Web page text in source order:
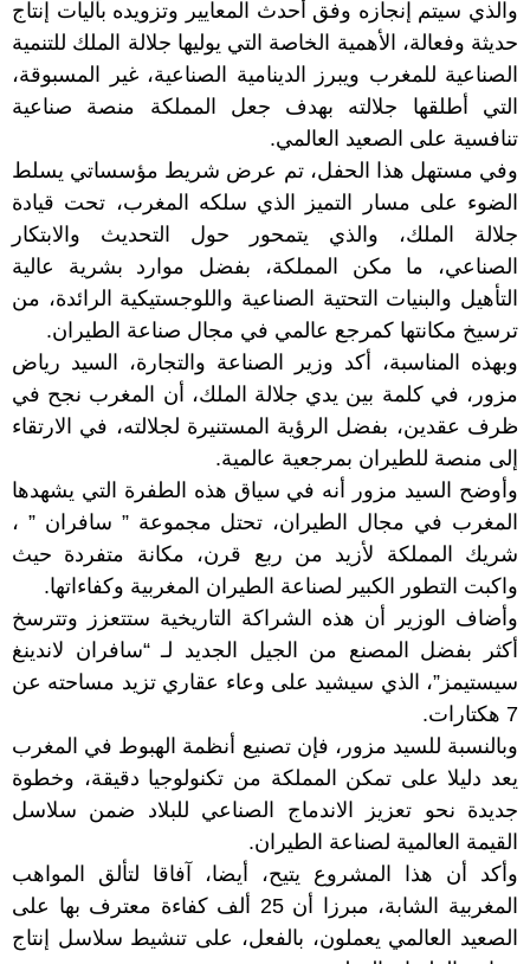
والذي سيتم إنجازه وفق أحدث المعايير وتزويده بآليات إنتاج
حديثة وفعالة، الأهمية الخاصة التي يوليها جلالة الملك للتنمية
الصناعية للمغرب ويبرز الدينامية الصناعية، غير المسبوقة،
التي أطلقها جلالته بهدف جعل المملكة منصة صناعية
تنافسية على الصعيد العالمي.
وفي مستهل هذا الحفل، تم عرض شريط مؤسساتي يسلط
الضوء على مسار التميز الذي سلكه المغرب، تحت قيادة
جلالة الملك، والذي يتمحور حول التحديث والابتكار
الصناعي، ما مكن المملكة، بفضل موارد بشرية عالية
التأهيل والبنيات التحتية الصناعية واللوجستيكية الرائدة، من
ترسيخ مكانتها كمرجع عالمي في مجال صناعة الطيران.
وبهذه المناسبة، أكد وزير الصناعة والتجارة، السيد رياض
مزور، في كلمة بين يدي جلالة الملك، أن المغرب نجح في
ظرف عقدين، بفضل الرؤية المستنيرة لجلالته، في الارتقاء
إلى منصة للطيران بمرجعية عالمية.
وأوضح السيد مزور أنه في سياق هذه الطفرة التي يشهدها
المغرب في مجال الطيران، تحتل مجموعة ” سافران ” ،
شريك المملكة لأزيد من ربع قرن، مكانة متفردة حيث
واكبت التطور الكبير لصناعة الطيران المغربية وكفاءاتها.
وأضاف الوزير أن هذه الشراكة التاريخية ستتعزز وتترسخ
أكثر بفضل المصنع من الجيل الجديد لـ “سافران لاندينغ
سيستيمز”، الذي سيشيد على وعاء عقاري تزيد مساحته عن
7 هكتارات.
وبالنسبة للسيد مزور، فإن تصنيع أنظمة الهبوط في المغرب
يعد دليلا على تمكن المملكة من تكنولوجيا دقيقة، وخطوة
جديدة نحو تعزيز الاندماج الصناعي للبلاد ضمن سلاسل
القيمة العالمية لصناعة الطيران.
وأكد أن هذا المشروع يتيح، أيضا، آفاقا لتألق المواهب
المغربية الشابة، مبرزا أن 25 ألف كفاءة معترف بها على
الصعيد العالمي يعملون، بالفعل، على تنشيط سلاسل إنتاج